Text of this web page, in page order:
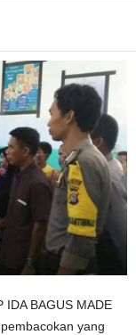
IDA BAGUS MADE
yang